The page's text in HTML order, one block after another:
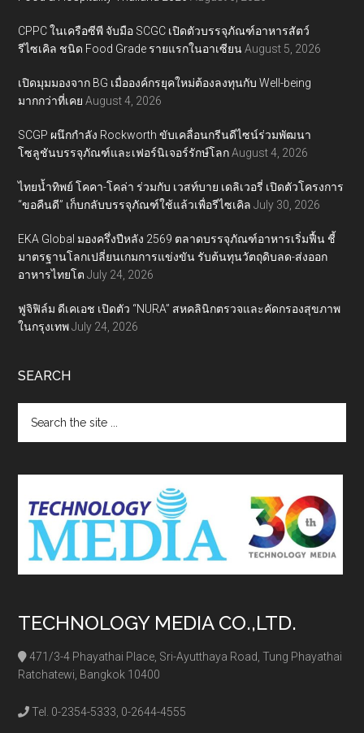
CPPC ในเครือซีพี จับมือ SCGC เปิดตัวบรรจุภัณฑ์อาหารสัตว์
รีไซเคิล ชนิด Food Grade รายแรกในอาเซียน August 5, 2026
เปิดมุมมองจาก BG เมื่อองค์กรยุคใหม่ต้องลงทุนกับ Well-being
มากกว่าที่เคย August 4, 2026
SCGP ผนึกกำลัง Rockworth ขับเคลื่อนกรีนดีไซน์ร่วมพัฒนา
โซลูชันบรรจุภัณฑ์และเฟอร์นิเจอร์รักษ์โลก August 4, 2026
ไทยน้ำทิพย์ โคคา-โคล่า ร่วมกับ เวสท์บาย เดลิเวอรี่ เปิดตัวโครงการ
“ขอคืนดี” เก็บกลับบรรจุภัณฑ์ใช้แล้วเพื่อรีไซเคิล July 30, 2026
EKA Global มองครึ่งปีหลัง 2569 ตลาดบรรจุภัณฑ์อาหารเริ่มฟื้น ชี้
มาตรฐานโลกเปลี่ยนเกมการแข่งขัน รับต้นทุนวัตถุดิบลด-ส่งออก
อาหารไทยโต July 24, 2026
ฟูจิฟิล์ม ดีเคเอช เปิดตัว “NURA” สหคลินิกตรวจและคัดกรองสุขภาพ
ในกรุงเทพ July 24, 2026
SEARCH
the
TECHNOLOGY MEDIA CO.,LTD.
471/3-4 Phayathai Place, Sri-Ayutthaya Road, Tung Phayathai
Ratchatewi, Bangkok 10400
Tel. 0-2354-5333, 0-2644-4555